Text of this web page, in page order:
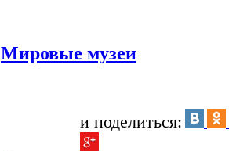
Мировые музеи
и поделиться: